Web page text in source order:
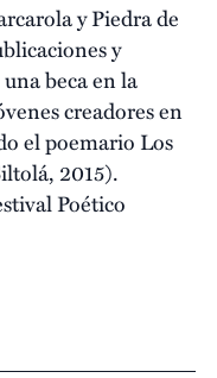
y Piedra de
y
beca en la
creadores en
el poemario Los
2015).
Poético